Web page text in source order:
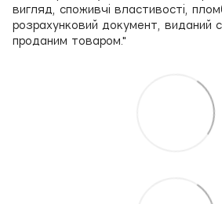
вигляд, споживчі властивості,
розрахунковий документ, виданий
проданим товаром."